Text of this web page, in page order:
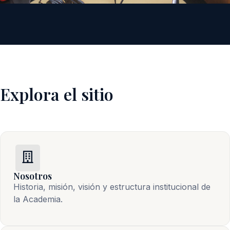
Explora el sitio
Nosotros
Historia, misión, visión y estructura institucional de
la Academia.